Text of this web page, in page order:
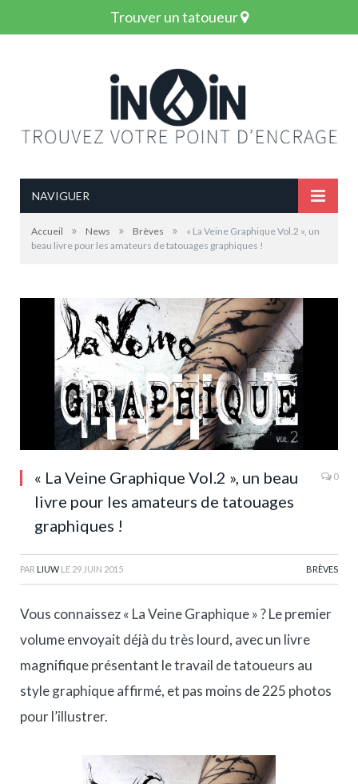
Trouver un tatoueur
NAVIGUER
Accueil » News » Brèves »
« La Veine Graphique Vol.2 », un
beau livre pour les amateurs de tatouages graphiques !
« La Veine Graphique Vol.2 », un beau
livre pour les amateurs de tatouages
graphiques !
0
PAR LIUW LE 29 JUIN 2015 BRÈVES
Vous connaissez « La Veine Graphique » ? Le premier
volume envoyait déjà du très lourd, avec un livre
magnifique présentant le travail de tatoueurs au
style graphique affirmé, et pas moins de 225 photos
pour l’illustrer.